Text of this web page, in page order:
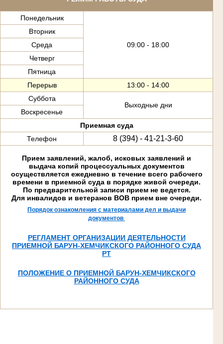
Понедельник
09:00 - 18:00
Вторник
Среда
Четверг
Пятница
Перерыв
13:00 - 14:00
Суббота
Выходные дни
Воскресенье
Приемная суда
Телефон
8 (394) - 41-21-3-60
Прием заявлений, жалоб, исковых заявлений и
выдача копий процессуальных документов
осуществляется ежедневно в течение всего рабочего
времени в приемной суда в порядке живой очереди.
По предварительной записи прием не ведется.
Для инвалидов и ветеранов ВОВ прием вне очереди.
Порядок ознакомления с материалами дел и выдачи
документов
РЕГЛАМЕНТ ОРГАНИЗАЦИИ ДЕЯТЕЛЬНОСТИ
ПРИЕМНОЙ БАРУН-ХЕМЧИКСКОГО РАЙОННОГО СУДА
РТ
ПОЛОЖЕНИЕ О ПРИЕМНОЙ БАРУН-ХЕМЧИКСКОГО
РАЙОННОГО СУДА